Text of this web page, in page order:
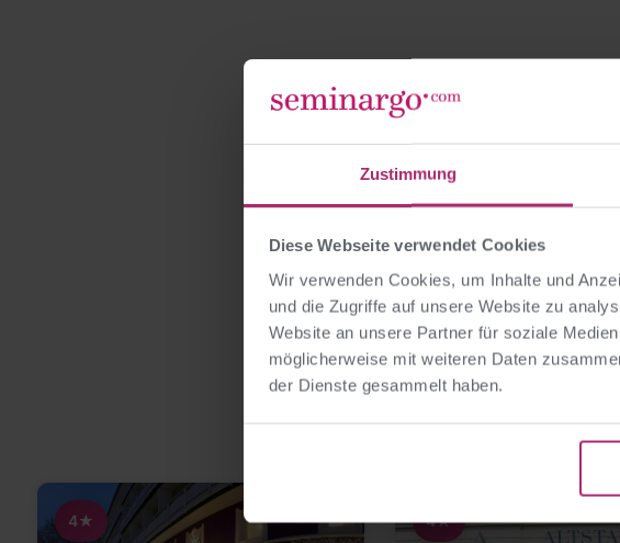
Zustimmung
Diese Webseite verwendet Cookies
Wir verwenden Cookies, um Inhalte und
und die Zugriffe auf unsere Website zu
Website an unsere Partner für soziale
möglicherweise mit weiteren Daten
der Dienste gesammelt haben.
4★ 4★